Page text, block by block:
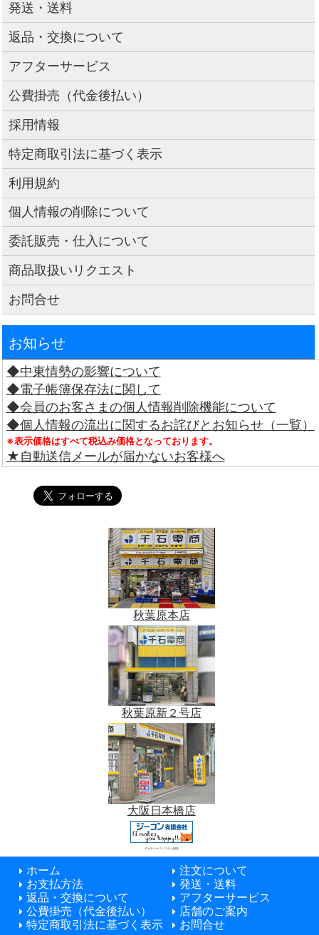
発送・送料
返品・交換について
アフターサービス
公費掛売（代金後払い）
採用情報
特定商取引法に基づく表示
利用規約
個人情報の削除について
委託販売・仕入について
商品取扱いリクエスト
お問合せ
お知らせ
◆中東情勢の影響について
◆電子帳簿保存法に関して
◆会員のお客さまの個人情報削除機能について
◆個人情報の流出に関するお詫びとお知らせ（一覧）
※表示価格はすべて税込み価格となっております。
★自動送信メールが届かないお客様へ
秋葉原本店
秋葉原新２号店
大阪日本橋店
データベースシステム開発
ホーム
注文について
お支払方法
発送・送料
返品・交換について
アフターサービス
公費掛売（代金後払い）
店舗のご案内
特定商取引法に基づく表示
お問合せ